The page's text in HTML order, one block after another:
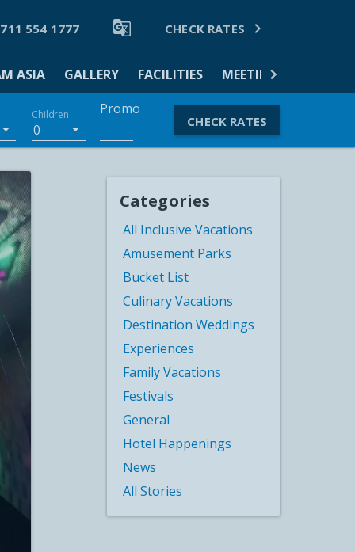
554 1777  CHECK RATES 
ASIA GALLERY FACILITIES MEETINGS & EVENTS
Children
0
Promo
CHECK RATES
Categories
All Inclusive Vacations
Amusement Parks
Bucket List
Culinary Vacations
Destination Weddings
Experiences
Family Vacations
Festivals
General
Hotel Happenings
News
All Stories